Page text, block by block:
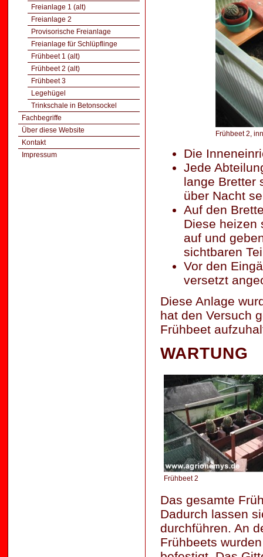
Freianlage 1 (alt)
Freianlage 2
Provisorische Freianlage
Freianlage für Schlüpflinge
Frühbeet 1 (alt)
Frühbeet 2 (alt)
Frühbeet 3
Legehügel
Trinkschale in Betonsockel
Fachbegriffe
Über diese Website
Kontakt
Impressum
Frühbeet 2,
Die
Jede
lange Bretter
über Nacht
Auf den
Diese heizen
auf und
sichtbaren
Vor den
versetzt
Diese Anlage
hat den Versuch
Frühbeet
WARTUNG
Frühbeet 2
Das gesamte
Dadurch lassen
durchführen. An
Frühbeets